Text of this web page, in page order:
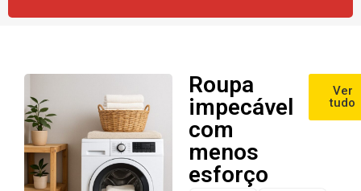
Roupa
impecável
com
menos
esforço
Ver
tudo